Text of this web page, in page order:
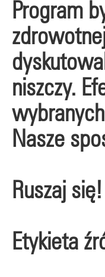
Program
niszczy.
Nasze
Ruszaj
Etykieta